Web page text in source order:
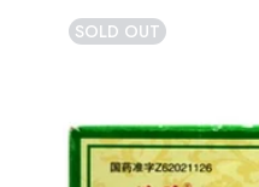
SOLD OUT